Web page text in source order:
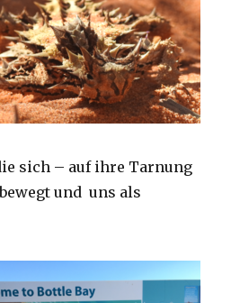
sich – auf ihre Tarnung
und uns als